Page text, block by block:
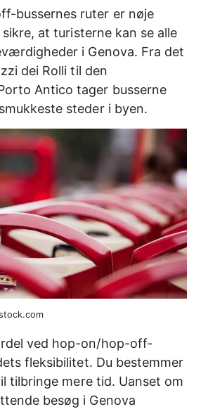
bussernes ruter er nøje
at turisterne kan se alle
i Genova. Fra det
dei Rolli til den
Antico tager busserne
steder i byen.
ved hop-on/hop-off-
fleksibilitet. Du bestemmer
tilbringe mere tid. Uanset om
besøg i Genova